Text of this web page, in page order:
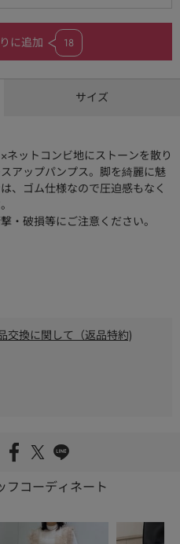
に追加 18
サイズ
ットコンビ地にストーンを散り
アップパンプス。脚を綺麗に魅
、ゴム仕様なので圧迫感もなく
・破損等にご注意ください。
交換に関して（返品特約)
フコーディネート